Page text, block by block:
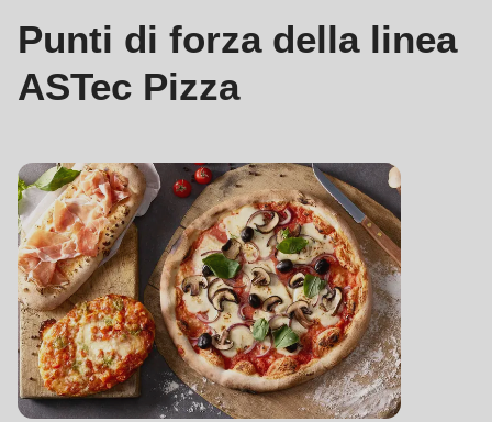
Punti di forza della linea
ASTec Pizza